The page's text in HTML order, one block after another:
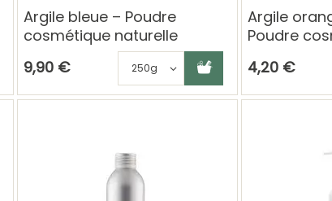
une déclinaison
Argile bleue – Poudre
cosmétique naturelle
9,90 €
Choisissez une
Ajouter au panier
Argile
Poudre
4,20 €